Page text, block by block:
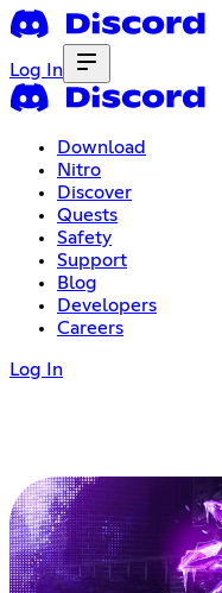
Log In
Download
Nitro
Discover
Quests
Safety
Support
Blog
Developers
Careers
Log In